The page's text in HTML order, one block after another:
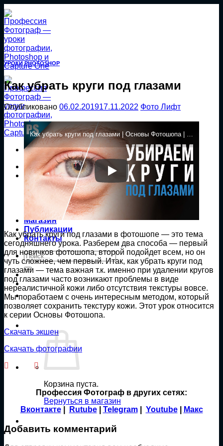
Перейти
к
содержанию
Главная
Уроки
Уроки Photoshop
Уроки Capture One
Уроки Lightroom
Экшены Photoshop
Магазин
Публикации
Контакты
Искать:
Корзина пуста.
Вернуться в магазин
УРОКИ PHOTOSHOP
Как убрать круги под глазами
Опубликовано 06.02.201917.11.2022 Фото Лифт
Как убрать круги под глазами в фотошопе — это тема
сегодняшнего урока. Разберем два способа — первый
для новичков фотошопа, второй подойдет всем, но он
чуть сложнее, чем первый. Итак, как убрать круги под
глазами — тема важная т.к. именно при удалении кругов
под глазами часто возникают проблемы в виде
нереалистичной кожи либо отсутствия текстуры вовсе.
Мы поработаем с очень интересным методом, который
позволяет сохранить текстуру кожи. Этот урок относится
к серии Основы Фотошопа.
Скачать экшен
Скачать фотографии
Профессия Фотограф в других сетях:
Вконтакте| Rutube| Telegram| Youtube| Макс
Добавить комментарий